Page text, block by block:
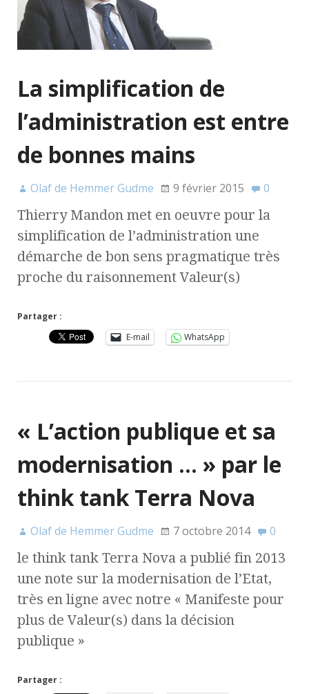
La simplification de
l’administration est entre
de bonnes mains
Olaf de Hemmer Gudme 9 février 2015 0
Thierry Mandon met en oeuvre pour la
simplification de l’administration une
démarche de bon sens pragmatique très
proche du raisonnement Valeur(s)
Partager :
E-mail
WhatsApp
« L’action publique et sa
modernisation … » par le
think tank Terra Nova
Olaf de Hemmer Gudme 7 octobre 2014 0
le think tank Terra Nova a publié fin 2013
une note sur la modernisation de l’Etat,
très en ligne avec notre « Manifeste pour
plus de Valeur(s) dans la décision
publique »
Partager :